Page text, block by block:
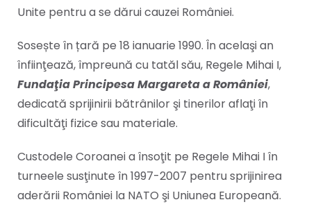
Unite pentru a se dărui cauzei României.
Sosește în țară pe 18 ianuarie 1990. În acelaşi an
înfiinţează, împreună cu tatăl său, Regele Mihai I,
Fundaţia Principesa Margareta a României,
dedicată sprijinirii bătrânilor şi tinerilor aflaţi în
dificultăţi fizice sau materiale.
Custodele Coroanei a însoţit pe Regele Mihai I în
turneele susţinute în 1997-2007 pentru sprijinirea
aderării României la NATO şi Uniunea Europeană.